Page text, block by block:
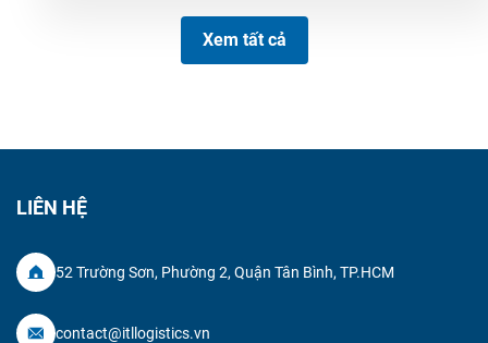
ITL; các vận động viên tham gia mùa giải năm nay và các
Xem tất cả
LIÊN HỆ
52 Trường Sơn, Phường 2, Quận Tân Bình, TP.HCM
contact@itllogistics.vn